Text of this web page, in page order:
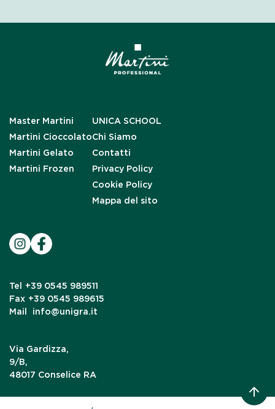
Master Martini
Martini Cioccolato
Martini Gelato
Martini Frozen
UNICA SCHOOL
Chi Siamo
Contatti
Privacy Policy
Cookie Policy
Mappa del sito
Tel
+39 0545 989511
Fax +39 0545 989615
Mail
info@unigra.it
Via Gardizza,
9/B,
48017 Conselice RA